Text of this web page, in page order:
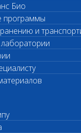
Био
программы
и